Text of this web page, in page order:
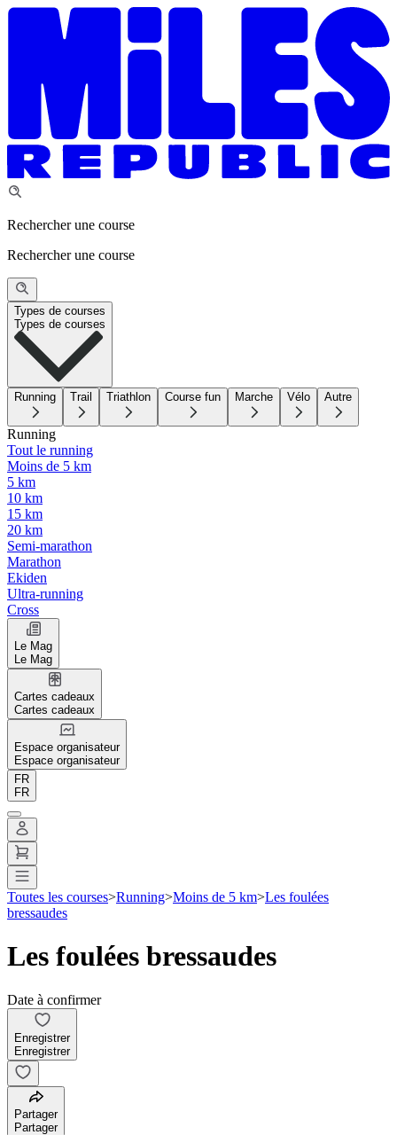
Rechercher une course
Rechercher une course
Types de courses
Types de courses
Running Trail Triathlon Course fun Marche Vélo Autre
Running
Tout le running
Moins de 5 km
5 km
10 km
15 km
20 km
Semi-marathon
Marathon
Ekiden
Ultra-running
Cross
Le Mag
Le Mag
Cartes cadeaux
Cartes cadeaux
Espace organisateur
Espace organisateur
FR
FR
Toutes les courses>Running>Moins de 5 km>Les foulées
bressaudes
Les foulées bressaudes
Date à confirmer
Enregistrer
Enregistrer
Partager
Partager